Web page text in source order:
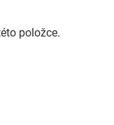
položce.